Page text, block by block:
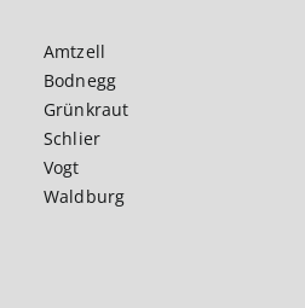
Amtzell
Bodnegg
Grünkraut
Schlier
Vogt
Waldburg